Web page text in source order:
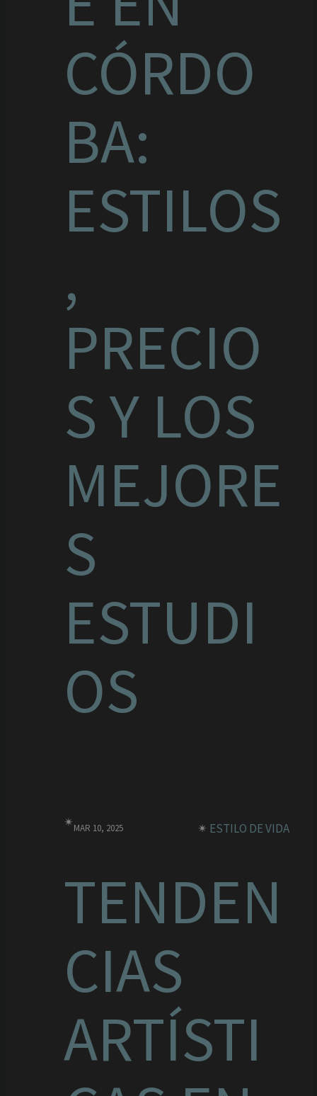
CÓRDO
BA:
ESTILOS
,
PRECIO
S Y LOS
MEJORE
S
ESTUDI
OS
✴︎MAR 10, 2025 ✴︎ ESTILO DE VIDA
TENDEN
CIAS
ARTÍSTI